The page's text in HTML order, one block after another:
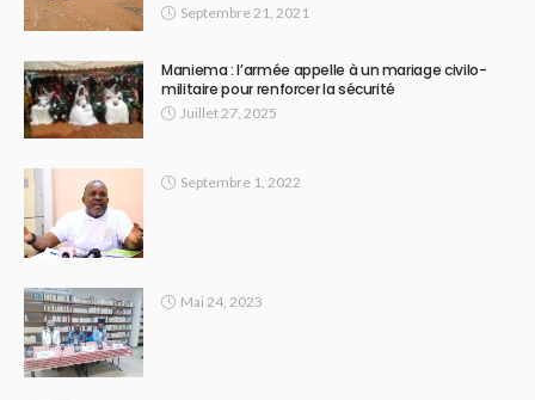
Septembre 21, 2021
Maniema : l’armée appelle à un mariage civilo-
militaire pour renforcer la sécurité
Juillet 27, 2025
Septembre 1, 2022
Mai 24, 2023